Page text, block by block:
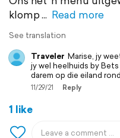
klomp
Read more
See translation
Traveler Marise, jy
jy wel heelhuids by
darem op die eiland
11/29/21 Reply
1 like